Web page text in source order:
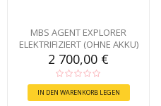
MBS AGENT EXPLORER
ELEKTRIFIZIERT (OHNE AKKU)
2 700,00 €
IN DEN WARENKORB LEGEN